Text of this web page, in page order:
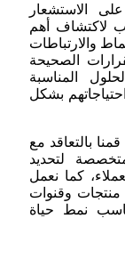
الاستشعار
لاكتشاف أهم
والارتباطات
الصحيحة
المناسبة
بشكل
بالتعاقد مع
لتحديد
كما نعمل
منتجات وقنوات
نمط حياة